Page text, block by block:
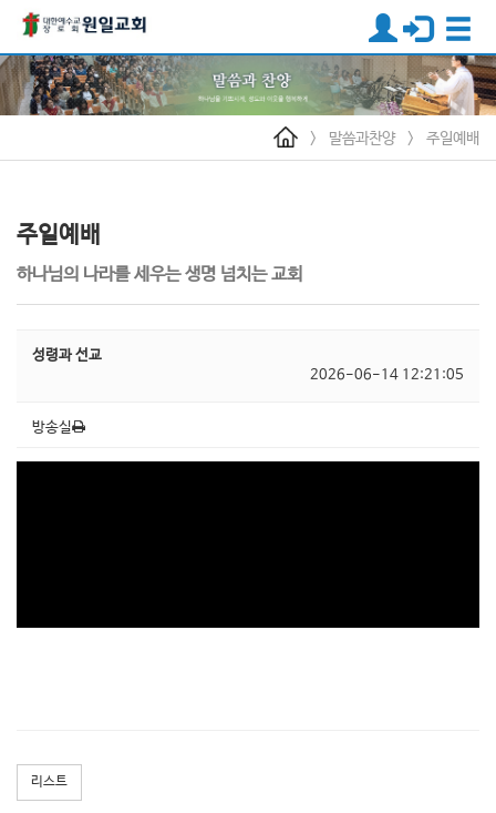
> 말씀과찬양 > 주일예배
주일예배
하나님의 나라를 세우는 생명 넘치는 교회
성령과 선교
2026-06-14 12:21:05
방송실
리스트